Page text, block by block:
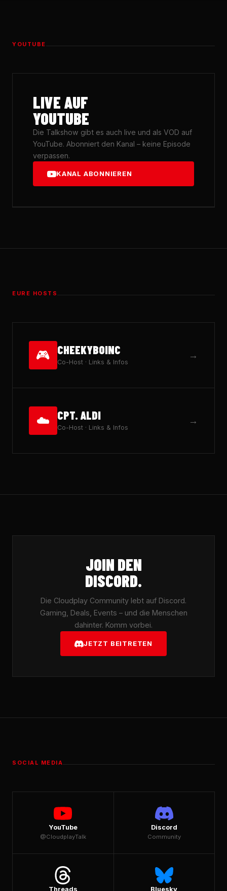
YOUTUBE
LIVE AUF
YOUTUBE
Die Talkshow gibt es auch live und als VOD auf
YouTube. Abonniert den Kanal – keine Episode
verpassen.
KANAL ABONNIEREN
EURE HOSTS
🎮 CHEEKYBOINC
Co-Host · Links & Infos
→
☁️ CPT. ALDI
Co-Host · Links & Infos
→
JOIN DEN
DISCORD.
Die Cloudplay Community lebt auf Discord.
Gaming, Deals, Events – und die Menschen
dahinter. Komm vorbei.
JETZT BEITRETEN
SOCIAL MEDIA
YouTube
@CloudplayTalk
Discord
Community
Threads Bluesky